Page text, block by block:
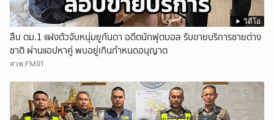
วิดีโอ
สืบ ตม.1 แฝงตัวจับหนุ่มยูกันดา อดีตนักฟุตบอล รับขายบริการชายต่าง
ชาติ ผ่านแอปหาคู่ พบอยู่เกินกำหนดอนุญาต
สวพ.FM91